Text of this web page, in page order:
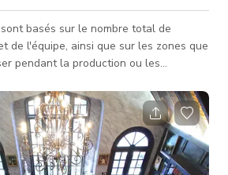
basés sur le nombre total de
de l'équipe, ainsi que sur les zones que
pendant la production ou les
devront être discutées et
nous rapidement pour discuter de vos
d'être aussi économiques que